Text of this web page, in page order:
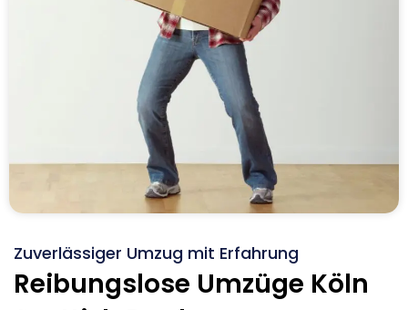
Zuverlässiger Umzug mit Erfahrung
Reibungslose Umzüge Köln